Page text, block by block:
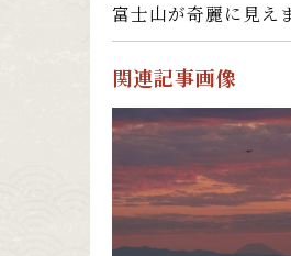
富士山が奇麗に見え
関連記事画像